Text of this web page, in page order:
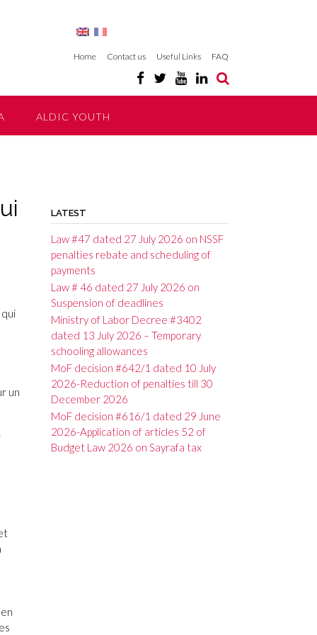
Home Contact us Useful Links FAQ
ALDIC YOUTH
un
LATEST
Law #47 dated 27 July 2026 on NSSF
penalties rebate and scheduling of
payments
Law # 46 dated 27 July 2026 on
Suspension of deadlines
Ministry of Labor Decree #3402
dated 13 July 2026 – Temporary
schooling allowances
MoF decision #642/1 dated 10 July
2026-Reduction of penalties till 30
December 2026
MoF decision #616/1 dated 29 June
2026-Application of articles 52 of
Budget Law 2026 on Sayrafa tax